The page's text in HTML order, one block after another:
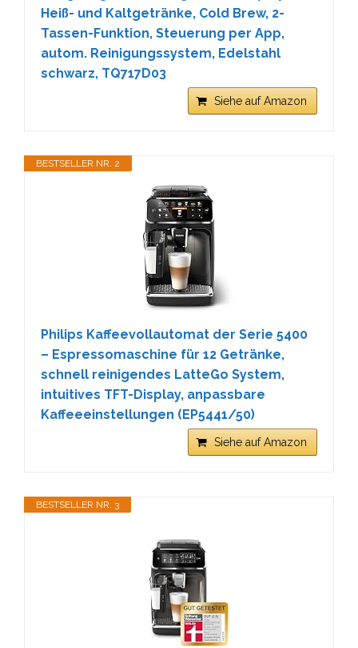
Heiß- und Kaltgetränke, Cold Brew, 2-
Tassen-Funktion, Steuerung per App,
autom. Reinigungssystem, Edelstahl
schwarz, TQ717D03
Siehe auf Amazon
BESTSELLER NR. 2
Philips Kaffeevollautomat der Serie 5400
– Espressomaschine für 12 Getränke,
schnell reinigendes LatteGo System,
intuitives TFT-Display, anpassbare
Kaffeeeinstellungen (EP5441/50)
Siehe auf Amazon
BESTSELLER NR. 3